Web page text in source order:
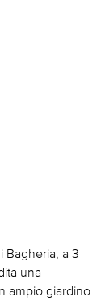
Bagheria, a 3
una
ampio giardino